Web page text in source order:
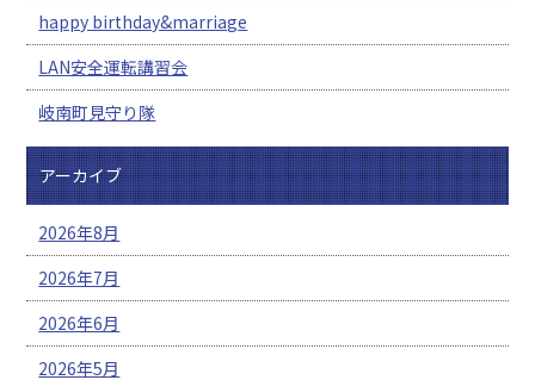
happy birthday&marriage
LAN安全運転講習会
岐南町見守り隊
アーカイブ
2026年8月
2026年7月
2026年6月
2026年5月